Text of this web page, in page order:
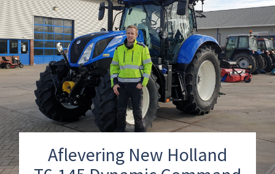
Aflevering New Holland